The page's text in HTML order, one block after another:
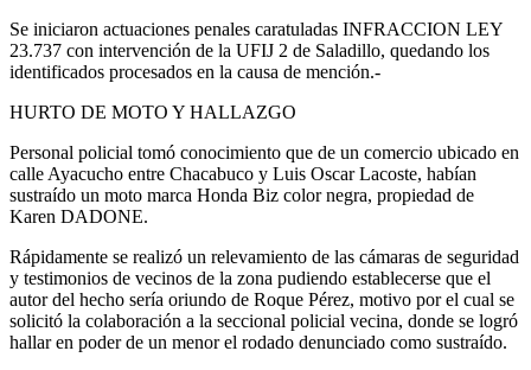
Se iniciaron actuaciones penales caratuladas INFRACCION LEY
23.737 con intervención de la UFIJ 2 de Saladillo, quedando los
identificados procesados en la causa de mención.-
HURTO DE MOTO Y HALLAZGO
Personal policial tomó conocimiento que de un comercio ubicado en
calle Ayacucho entre Chacabuco y Luis Oscar Lacoste, habían
sustraído un moto marca Honda Biz color negra, propiedad de
Karen DADONE.
Rápidamente se realizó un relevamiento de las cámaras de seguridad
y testimonios de vecinos de la zona pudiendo establecerse que el
autor del hecho sería oriundo de Roque Pérez, motivo por el cual se
solicitó la colaboración a la seccional policial vecina, donde se logró
hallar en poder de un menor el rodado denunciado como sustraído.